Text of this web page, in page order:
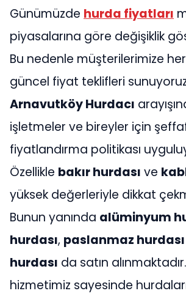
Günümüzde hurda fiyatları
piyasalarına göre değişiklik
Bu nedenle müşterilerimize
güncel fiyat teklifleri
Arnavutköy Hurdacı
işletmeler ve bireyler için
fiyatlandırma politikası
Özellikle bakır hurdası ve
yüksek değerleriyle dikkat
Bunun yanında alüminyum
hurdası, paslanmaz hurdası
hurdası da satın
hizmetimiz sayesinde